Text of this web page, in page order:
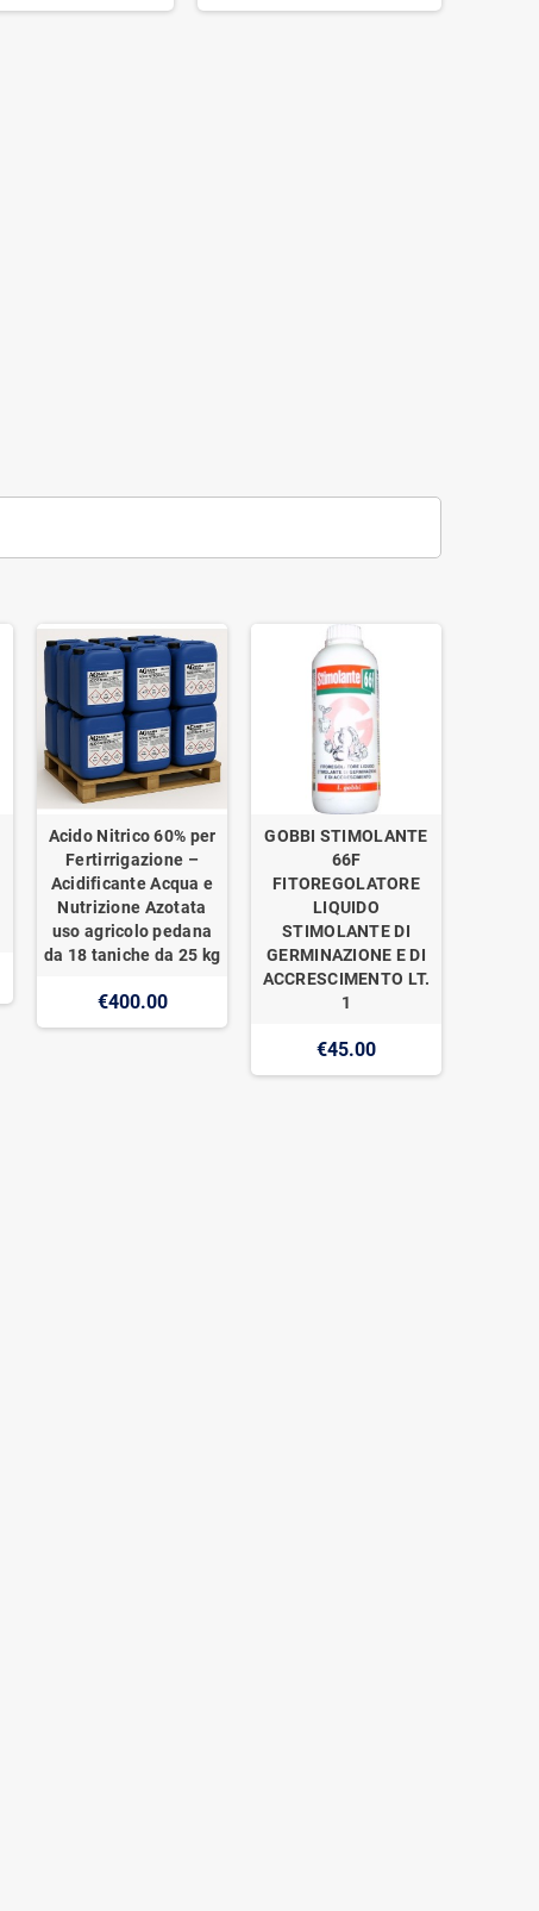
Acido Nitrico 60% per
Fertirrigazione –
Acidificante Acqua e
Nutrizione Azotata
uso agricolo pedana
da 18 taniche da 25 kg
€400.00
GOBBI STIMOLANTE
66F
FITOREGOLATORE
LIQUIDO
STIMOLANTE DI
GERMINAZIONE E DI
ACCRESCIMENTO LT.
1
€45.00